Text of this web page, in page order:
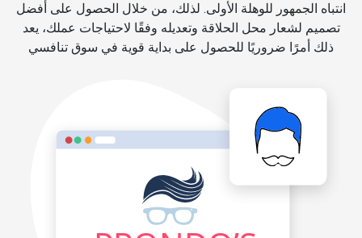
انتباه الجمهور للوهلة الأولى. لذلك، من خلال الحصول على أفضل
تصميم لشعار محل الحلاقة وتعديله وفقًا لاحتياجات عملك، يعد
ذلك أمرًا ضروريًا للحصول على بداية قوية في سوق تنافسي